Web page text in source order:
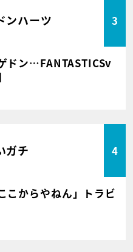
ンハーツ 3
ドン…FANTASTICSv
ガチ 4
こからやねん」トラビ